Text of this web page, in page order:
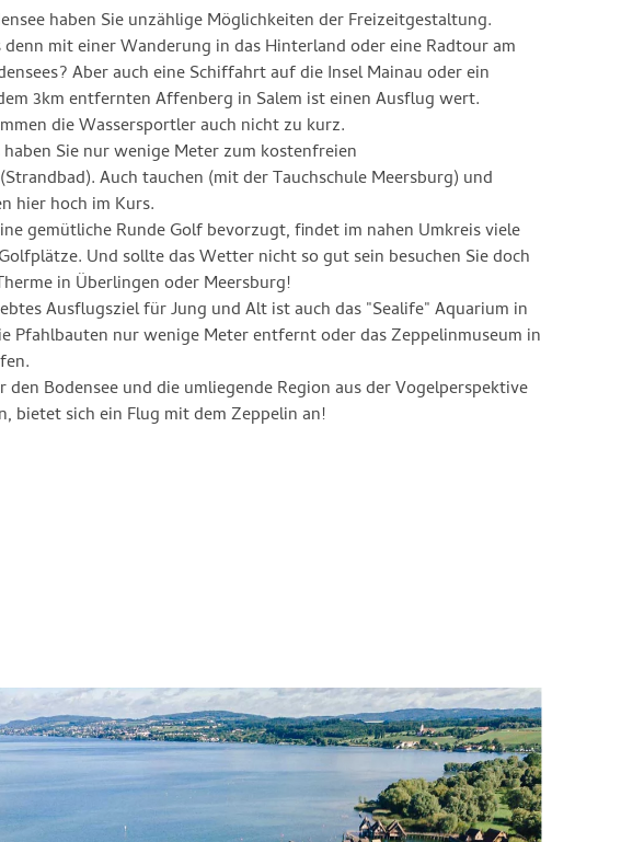
haben Sie unzählige Möglichkeiten der Freizeitgestaltung.
mit einer Wanderung in das Hinterland oder eine Radtour am
Aber auch eine Schiffahrt auf die Insel Mainau oder ein
3km entfernten Affenberg in Salem ist einen Ausflug wert.
die Wassersportler auch nicht zu kurz.
Sie nur wenige Meter zum kostenfreien
Auch tauchen (mit der Tauchschule Meersburg) und
hier hoch im Kurs.
gemütliche Runde Golf bevorzugt, findet im nahen Umkreis viele
Und sollte das Wetter nicht so gut sein besuchen Sie doch
in Überlingen oder Meersburg!
Ausflugsziel für Jung und Alt ist auch das "Sealife" Aquarium in
Pfahlbauten nur wenige Meter entfernt oder das Zeppelinmuseum in
den Bodensee und die umliegende Region aus der Vogelperspektive
bietet sich ein Flug mit dem Zeppelin an!